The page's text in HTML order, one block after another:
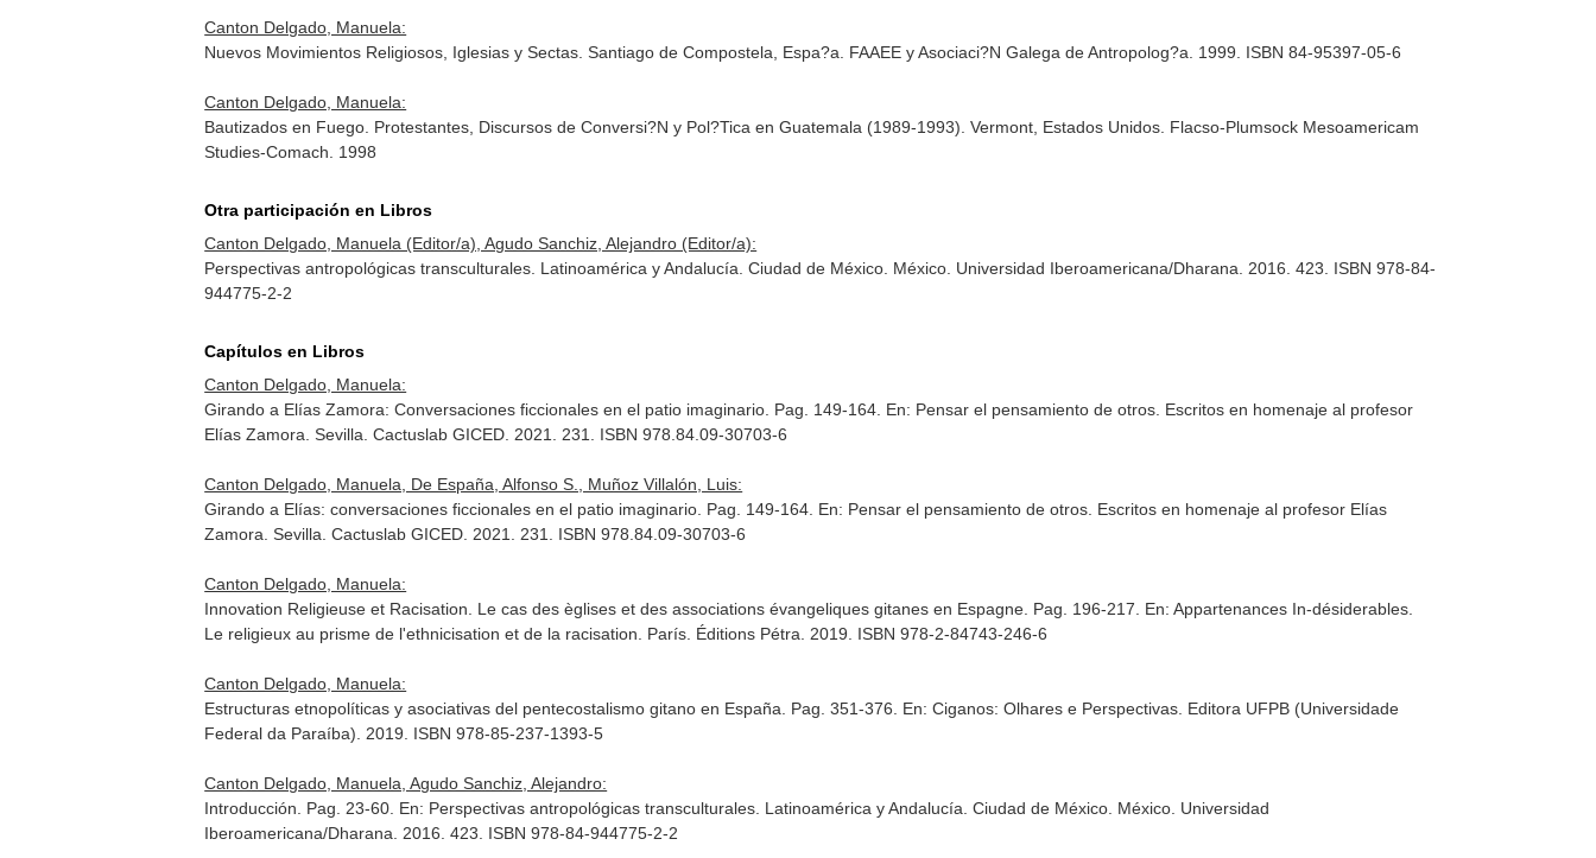
Canton Delgado, Manuela:
Nuevos Movimientos Religiosos, Iglesias y Sectas. Santiago de Compostela, Espa?a. FAAEE y Asociaci?N Galega de Antropolog?a. 1999. ISBN 84-95397-05-6
Canton Delgado, Manuela:
Bautizados en Fuego. Protestantes, Discursos de Conversi?N y Pol?Tica en Guatemala (1989-1993). Vermont, Estados Unidos. Flacso-Plumsock Mesoamericam
Studies-Comach. 1998
Otra participación en Libros
Canton Delgado, Manuela (Editor/a), Agudo Sanchiz, Alejandro (Editor/a):
Perspectivas antropológicas transculturales. Latinoamérica y Andalucía. Ciudad de México. México. Universidad Iberoamericana/Dharana. 2016. 423. ISBN 978-84-
944775-2-2
Capítulos en Libros
Canton Delgado, Manuela:
Girando a Elías Zamora: Conversaciones ficcionales en el patio imaginario. Pag. 149-164. En: Pensar el pensamiento de otros. Escritos en homenaje al profesor
Elías Zamora . Sevilla. Cactuslab GICED. 2021. 231. ISBN 978.84.09-30703-6
Canton Delgado, Manuela, De España, Alfonso S., Muñoz Villalón, Luis:
Girando a Elías: conversaciones ficcionales en el patio imaginario. Pag. 149-164. En: Pensar el pensamiento de otros. Escritos en homenaje al profesor Elías
Zamora . Sevilla. Cactuslab GICED. 2021. 231. ISBN 978.84.09-30703-6
Canton Delgado, Manuela:
Innovation Religieuse et Racisation. Le cas des èglises et des associations évangeliques gitanes en Espagne. Pag. 196-217. En: Appartenances In-désiderables.
Le religieux au prisme de l'ethnicisation et de la racisation . París. Éditions Pétra. 2019. ISBN 978-2-84743-246-6
Canton Delgado, Manuela:
Estructuras etnopolíticas y asociativas del pentecostalismo gitano en España. Pag. 351-376. En: Ciganos: Olhares e Perspectivas . Editora UFPB (Universidade
Federal da Paraíba). 2019. ISBN 978-85-237-1393-5
Canton Delgado, Manuela, Agudo Sanchiz, Alejandro:
Introducción. Pag. 23-60. En: Perspectivas antropológicas transculturales. Latinoamérica y Andalucía . Ciudad de México. México. Universidad
Iberoamericana/Dharana. 2016. 423. ISBN 978-84-944775-2-2